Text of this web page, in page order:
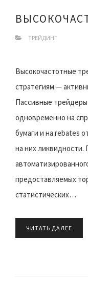
ТРЕЙДИНГ
Высокочастотные
стратегиям —
Пассивные
одновременно на
бумаги и на rebates
на них ликвидности.
предоставляемых
статистических…
ЧИТАТЬ ДАЛЕЕ